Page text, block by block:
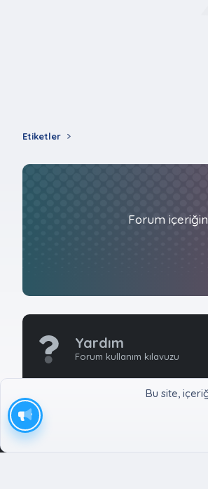
Etiketler
Forum
Yardım
Forum kullanım kılavuzu
Bu site,